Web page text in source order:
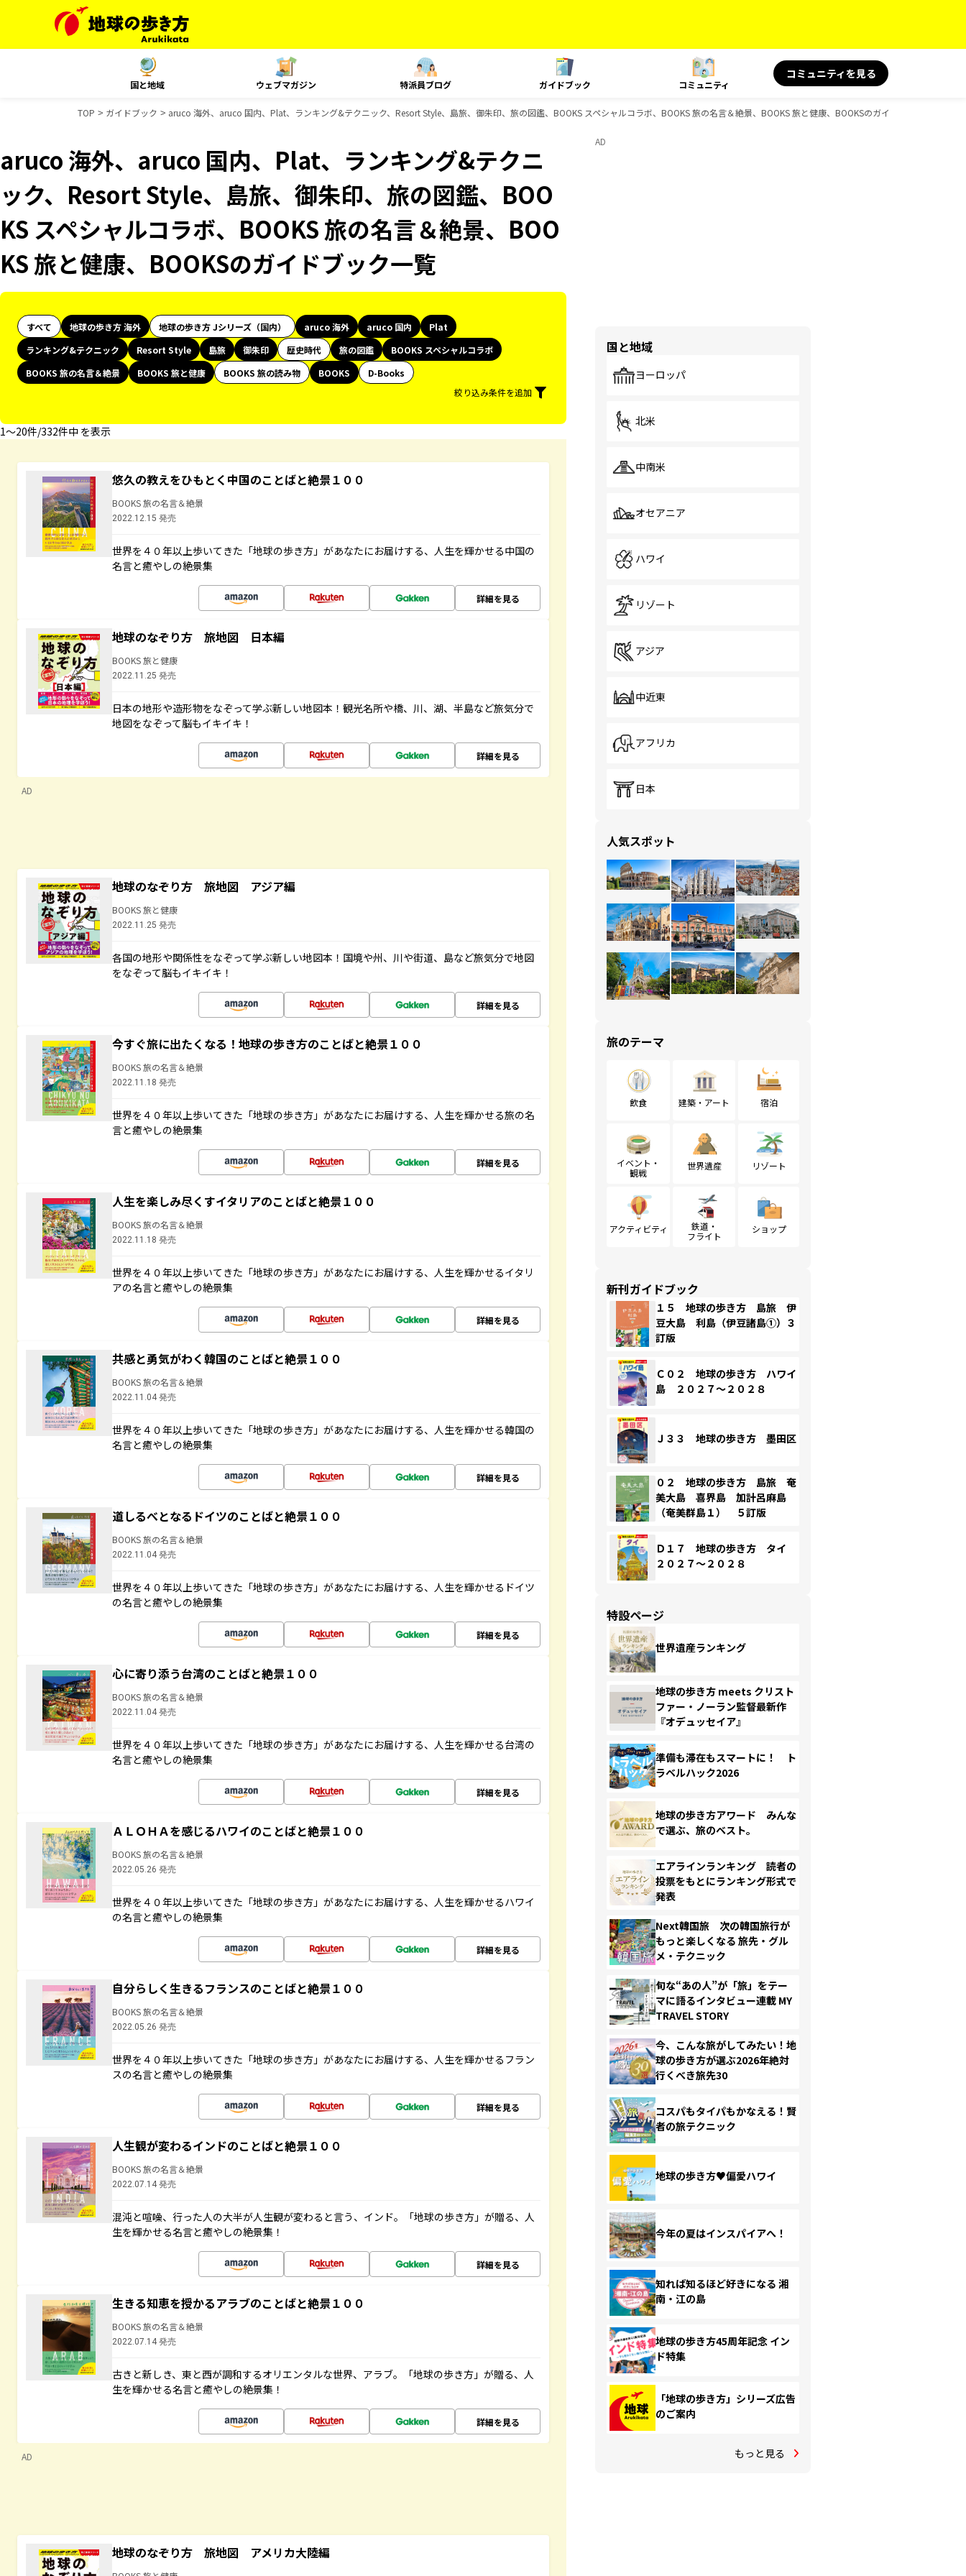
国と地域 ウェブマガジン 特派員ブログ ガイドブック コミュニティ
コミュニティを見る
TOP ガイドブック aruco 海外、aruco 国内、Plat、ランキング&テクニック、Resort Style、島旅、御朱印、旅の図鑑、BOOKS スペシャルコラボ、BOOKS 旅の名言＆絶景、BOOKS 旅と健康、BOOKSのガイドブック一覧
aruco 海外、aruco 国内、Plat、ランキング&テクニ
ック、Resort Style、島旅、御朱印、旅の図鑑、BOO
KS スペシャルコラボ、BOOKS 旅の名言＆絶景、BOO
KS 旅と健康、BOOKSのガイドブック一覧
すべて 地球の歩き方 海外 地球の歩き方 Jシリーズ（国内） aruco 海外 aruco 国内
Plat
ランキング&テクニック
Resort Style 島旅 御朱印 歴史時代 旅の図鑑
BOOKS スペシャルコラボ
BOOKS 旅の名言＆絶景
BOOKS 旅と健康 BOOKS 旅の読み物 BOOKS
D-Books
絞り込み条件を追加
1〜20件/332件中 を表示
悠久の教えをひもとく中国のことばと絶景１００
BOOKS 旅の名言＆絶景
2022.12.15 発売
世界を４０年以上歩いてきた「地球の歩き方」があなたにお届けする、人生を輝かせる中国の
名言と癒やしの絶景集
詳細を見る
地球のなぞり方 旅地図 日本編
BOOKS 旅と健康
2022.11.25 発売
日本の地形や造形物をなぞって学ぶ新しい地図本！観光名所や橋、川、湖、半島など旅気分で
地図をなぞって脳もイキイキ！
詳細を見る
AD
地球のなぞり方 旅地図 アジア編
BOOKS 旅と健康
2022.11.25 発売
各国の地形や関係性をなぞって学ぶ新しい地図本！国境や州、川や街道、島など旅気分で地図
をなぞって脳もイキイキ！
詳細を見る
今すぐ旅に出たくなる！地球の歩き方のことばと絶景１００
BOOKS 旅の名言＆絶景
2022.11.18 発売
世界を４０年以上歩いてきた「地球の歩き方」があなたにお届けする、人生を輝かせる旅の名
言と癒やしの絶景集
詳細を見る
人生を楽しみ尽くすイタリアのことばと絶景１００
BOOKS 旅の名言＆絶景
2022.11.18 発売
世界を４０年以上歩いてきた「地球の歩き方」があなたにお届けする、人生を輝かせるイタリ
アの名言と癒やしの絶景集
詳細を見る
共感と勇気がわく韓国のことばと絶景１００
BOOKS 旅の名言＆絶景
2022.11.04 発売
世界を４０年以上歩いてきた「地球の歩き方」があなたにお届けする、人生を輝かせる韓国の
名言と癒やしの絶景集
詳細を見る
道しるべとなるドイツのことばと絶景１００
BOOKS 旅の名言＆絶景
2022.11.04 発売
世界を４０年以上歩いてきた「地球の歩き方」があなたにお届けする、人生を輝かせるドイツ
の名言と癒やしの絶景集
詳細を見る
心に寄り添う台湾のことばと絶景１００
BOOKS 旅の名言＆絶景
2022.11.04 発売
世界を４０年以上歩いてきた「地球の歩き方」があなたにお届けする、人生を輝かせる台湾の
名言と癒やしの絶景集
詳細を見る
ＡＬＯＨＡを感じるハワイのことばと絶景１００
BOOKS 旅の名言＆絶景
2022.05.26 発売
世界を４０年以上歩いてきた「地球の歩き方」があなたにお届けする、人生を輝かせるハワイ
の名言と癒やしの絶景集
詳細を見る
自分らしく生きるフランスのことばと絶景１００
BOOKS 旅の名言＆絶景
2022.05.26 発売
世界を４０年以上歩いてきた「地球の歩き方」があなたにお届けする、人生を輝かせるフラン
スの名言と癒やしの絶景集
詳細を見る
人生観が変わるインドのことばと絶景１００
BOOKS 旅の名言＆絶景
2022.07.14 発売
混沌と喧噪、行った人の大半が人生観が変わると言う、インド。「地球の歩き方」が贈る、人
生を輝かせる名言と癒やしの絶景集！
詳細を見る
生きる知恵を授かるアラブのことばと絶景１００
BOOKS 旅の名言＆絶景
2022.07.14 発売
古きと新しき、東と西が調和するオリエンタルな世界、アラブ。「地球の歩き方」が贈る、人
生を輝かせる名言と癒やしの絶景集！
詳細を見る
AD
地球のなぞり方 旅地図 アメリカ大陸編
AD
国と地域
ヨーロッパ
北米
中南米
オセアニア
ハワイ
リゾート
アジア
中近東
アフリカ
日本
人気スポット
旅のテーマ
飲食 建築・アート 宿泊
イベント・
観戦
世界遺産 リゾート
アクティビティ
鉄道・
フライト
ショップ
新刊ガイドブック
１５ 地球の歩き方 島旅 伊
豆大島 利島（伊豆諸島①）３
訂版
Ｃ０２ 地球の歩き方 ハワイ
島 ２０２７～２０２８
Ｊ３３ 地球の歩き方 墨田区
０２ 地球の歩き方 島旅 奄
美大島 喜界島 加計呂麻島
（奄美群島１） ５訂版
Ｄ１７ 地球の歩き方 タイ
２０２７～２０２８
特設ページ
世界遺産ランキング
地球の歩き方 meets クリスト
ファー・ノーラン監督最新作
『オデュッセイア』
準備も滞在もスマートに！ ト
ラベルハック2026
地球の歩き方アワード みんな
で選ぶ、旅のベスト。
エアラインランキング 読者の
投票をもとにランキング形式で
発表
Next韓国旅 次の韓国旅行が
もっと楽しくなる 旅先・グル
メ・テクニック
旬な“あの人”が「旅」をテー
マに語るインタビュー連載 MY
TRAVEL STORY
今、こんな旅がしてみたい！地
球の歩き方が選ぶ2026年絶対
行くべき旅先30
コスパもタイパもかなえる！賢
者の旅テクニック
地球の歩き方♥偏愛ハワイ
今年の夏はインスパイアへ！
知れば知るほど好きになる 湘
南・江の島
地球の歩き方45周年記念 イン
ド特集
「地球の歩き方」シリーズ広告
のご案内
もっと見る